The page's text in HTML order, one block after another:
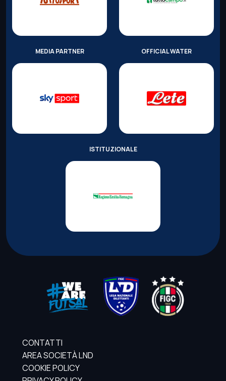
MEDIA PARTNER OFFICIAL WATER
ISTITUZIONALE
CONTATTI
AREA SOCIETÀ LND
COOKIE POLICY